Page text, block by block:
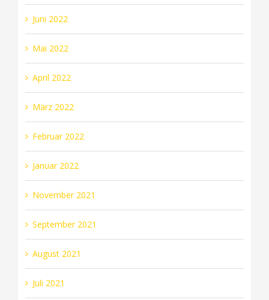
Juni 2022
Mai 2022
April 2022
März 2022
Februar 2022
Januar 2022
November 2021
September 2021
August 2021
Juli 2021